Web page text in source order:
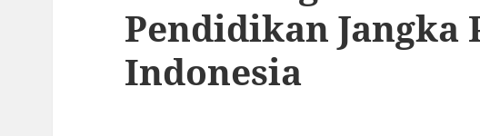
Pendidikan Jangka
Indonesia